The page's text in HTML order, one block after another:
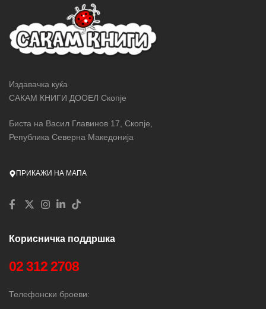
Издавачка куќа
САКАМ КНИГИ ДООЕЛ Скопје
Биста на Васил Главинов 17, Скопје,
Република Северна Македонија
ПРИКАЖИ НА МАПА
Корисничка поддршка
02 312 2708
Телефонски броеви: